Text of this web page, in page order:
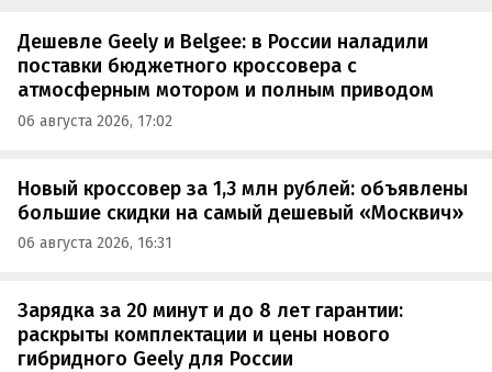
Дешевле Geely и Belgee: в России наладили
поставки бюджетного кроссовера с
атмосферным мотором и полным приводом
06 августа 2026, 17:02
Новый кроссовер за 1,3 млн рублей: объявлены
большие скидки на самый дешевый «Москвич»
06 августа 2026, 16:31
Зарядка за 20 минут и до 8 лет гарантии:
раскрыты комплектации и цены нового
гибридного Geely для России